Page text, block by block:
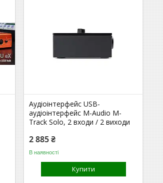
Аудіоінтерфейс USB-
аудіоінтерфейс M-Audio M-
Track Solo, 2 входи / 2 виходи
2 885 ₴
В наявності
Купити